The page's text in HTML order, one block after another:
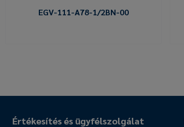
EGV-111-A78-1/2BN-00
Értékesítés és ügyfélszolgálat